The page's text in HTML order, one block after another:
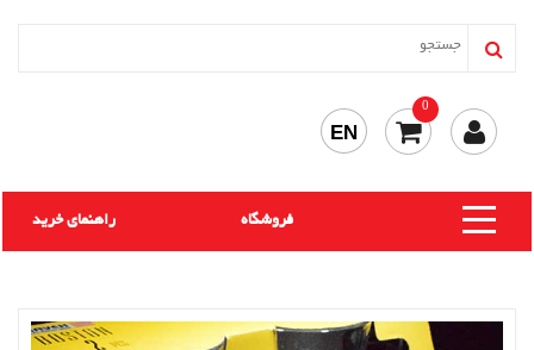
0
EN
راهنمای خرید فروشگاه